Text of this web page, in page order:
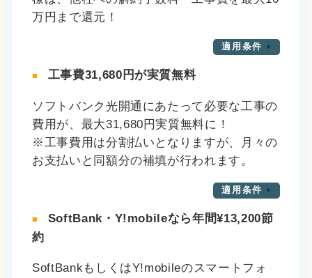
万円まで還元！
適用条件
工事費31,680円が実質無料
ソフトバンク光開通にあたって必要な工事の
費用が、最大31,680円実質無料に！
※工事費用は分割払いとなりますが、月々の
お支払いと同額分の補填が行われます。
適用条件
SoftBank・Y!mobileなら年間¥13,200節
約
SoftBankもしくはY!mobileのスマートフォ